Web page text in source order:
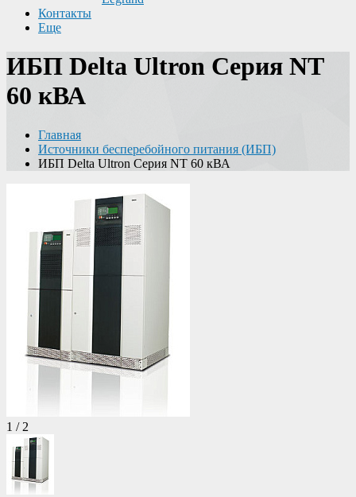
Контакты
Еще
ИБП Delta Ultron Серия NT
60 кВА
Главная
Источники бесперебойного питания (ИБП)
ИБП Delta Ultron Серия NT 60 кВА
1 / 2